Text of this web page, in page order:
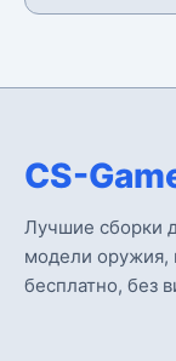
CS-
Лучшие сборки
модели оружия,
бесплатно, без